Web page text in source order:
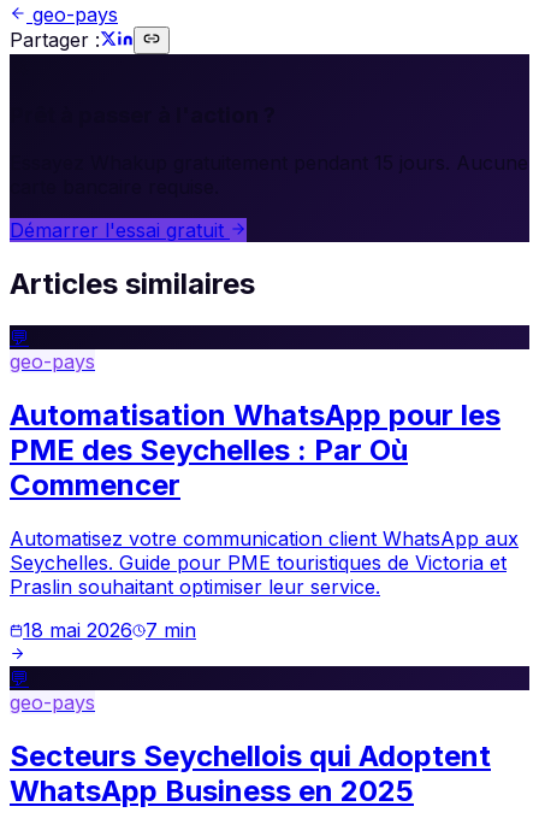
geo-pays
Partager :
Essayez Whakup gratuitement pendant 15 jours. Aucune
Démarrer l'essai gratuit
Articles similaires
💬
geo-pays
Automatisation WhatsApp pour les
PME des Seychelles : Par Où
Commencer
Automatisez votre communication client WhatsApp aux
Seychelles. Guide pour PME touristiques de Victoria et
Praslin souhaitant optimiser leur service.
18 mai 2026
7 min
💬
geo-pays
Secteurs Seychellois qui Adoptent
WhatsApp Business en 2025